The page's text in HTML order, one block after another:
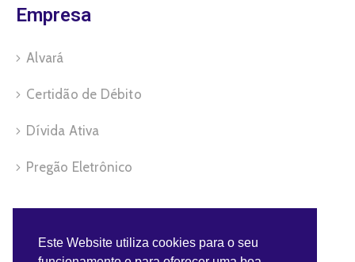
Empresa
Alvará
Certidão de Débito
Dívida Ativa
Pregão Eletrônico
Este Website utiliza cookies para o seu